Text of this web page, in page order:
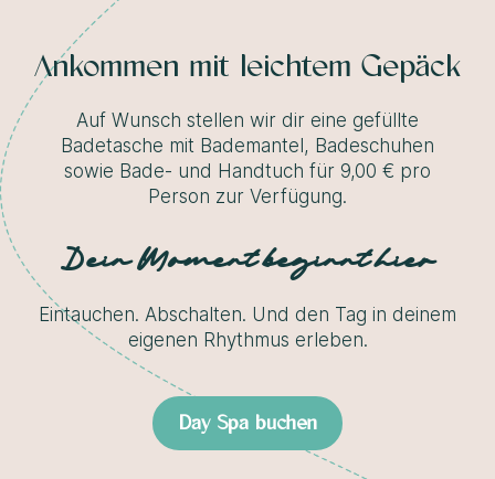
Ankommen mit leichtem Gepäck
Auf Wunsch stellen wir dir eine gefüllte
Badetasche mit Bademantel, Badeschuhen
sowie Bade- und Handtuch für 9,00 € pro
Person zur Verfügung.
Dein Moment beginnt hier
Eintauchen. Abschalten. Und den Tag in deinem
eigenen Rhythmus erleben.
Day Spa buchen